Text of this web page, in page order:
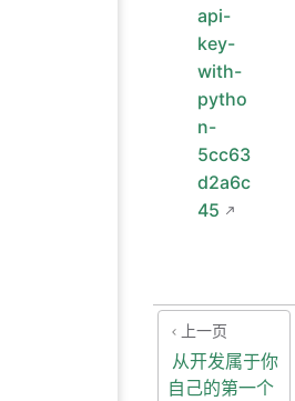
api-
key-
with-
pytho
n-
5cc63
d2a6c
45
上一页
从开发属于你
自己的第一个